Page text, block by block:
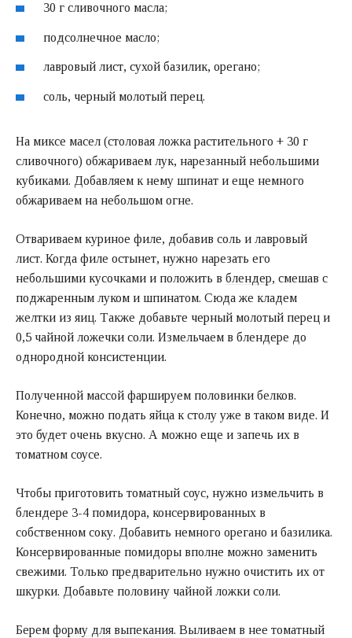
30 г сливочного масла;
подсолнечное масло;
лавровый лист, сухой базилик, орегано;
соль, черный молотый перец.
На миксе масел (столовая ложка растительного + 30 г
сливочного) обжариваем лук, нарезанный небольшими
кубиками. Добавляем к нему шпинат и еще немного
обжариваем на небольшом огне.
Отвариваем куриное филе, добавив соль и лавровый
лист. Когда филе остынет, нужно нарезать его
небольшими кусочками и положить в блендер, смешав с
поджаренным луком и шпинатом. Сюда же кладем
желтки из яиц. Также добавьте черный молотый перец и
0,5 чайной ложечки соли. Измельчаем в блендере до
однородной консистенции.
Полученной массой фаршируем половинки белков.
Конечно, можно подать яйца к столу уже в таком виде. И
это будет очень вкусно. А можно еще и запечь их в
томатном соусе.
Чтобы приготовить томатный соус, нужно измельчить в
блендере 3-4 помидора, консервированных в
собственном соку. Добавить немного орегано и базилика.
Консервированные помидоры вполне можно заменить
свежими. Только предварительно нужно очистить их от
шкурки. Добавьте половину чайной ложки соли.
Берем форму для выпекания. Выливаем в нее томатный